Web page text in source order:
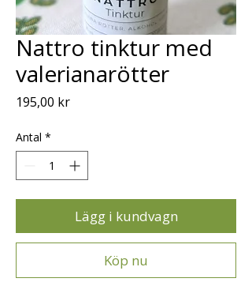
Nattro tinktur med
valerianarötter
195,00 krPris
Antal *
Lägg i kundvagn
Köp nu